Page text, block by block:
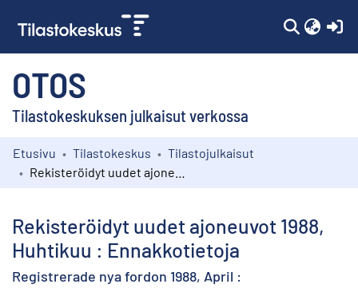
OTOS
Tilastokeskuksen julkaisut verkossa
Kokoelmat
Etusivu Tilastokeskus
Tilastojulkaisut
Rekisteröidyt uudet ajoneuvot 1988,
Huhtikuu : Ennakkotietoja
Registrerade nya fordon 1988, April :